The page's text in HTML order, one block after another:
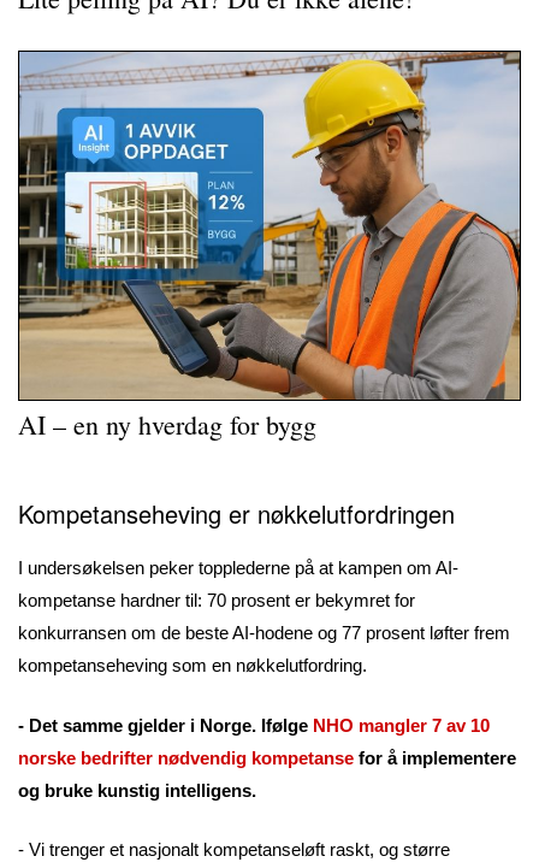
AI – en ny hverdag for bygg
Kompetanseheving er nøkkelutfordringen
I undersøkelsen peker topplederne på at kampen om AI-
kompetanse hardner til: 70 prosent er bekymret for
konkurransen om de beste AI-hodene og 77 prosent løfter frem
kompetanseheving som en nøkkelutfordring.
- Det samme gjelder i Norge. Ifølge NHO mangler 7 av 10
norske bedrifter nødvendig kompetanse for å implementere
og bruke kunstig intelligens.
- Vi trenger et nasjonalt kompetanseløft raskt, og større